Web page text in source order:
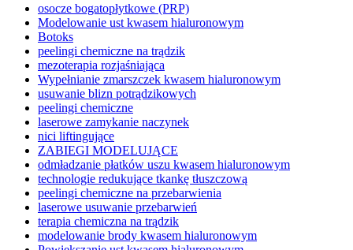
osocze bogatopłytkowe (PRP)
Modelowanie ust kwasem hialuronowym
Botoks
peelingi chemiczne na trądzik
mezoterapia rozjaśniająca
Wypełnianie zmarszczek kwasem hialuronowym
usuwanie blizn potrądzikowych
peelingi chemiczne
laserowe zamykanie naczynek
nici liftingujące
ZABIEGI MODELUJĄCE
odmładzanie płatków uszu kwasem hialuronowym
technologie redukujące tkankę tłuszczową
peelingi chemiczne na przebarwienia
laserowe usuwanie przebarwień
terapia chemiczna na trądzik
modelowanie brody kwasem hialuronowym